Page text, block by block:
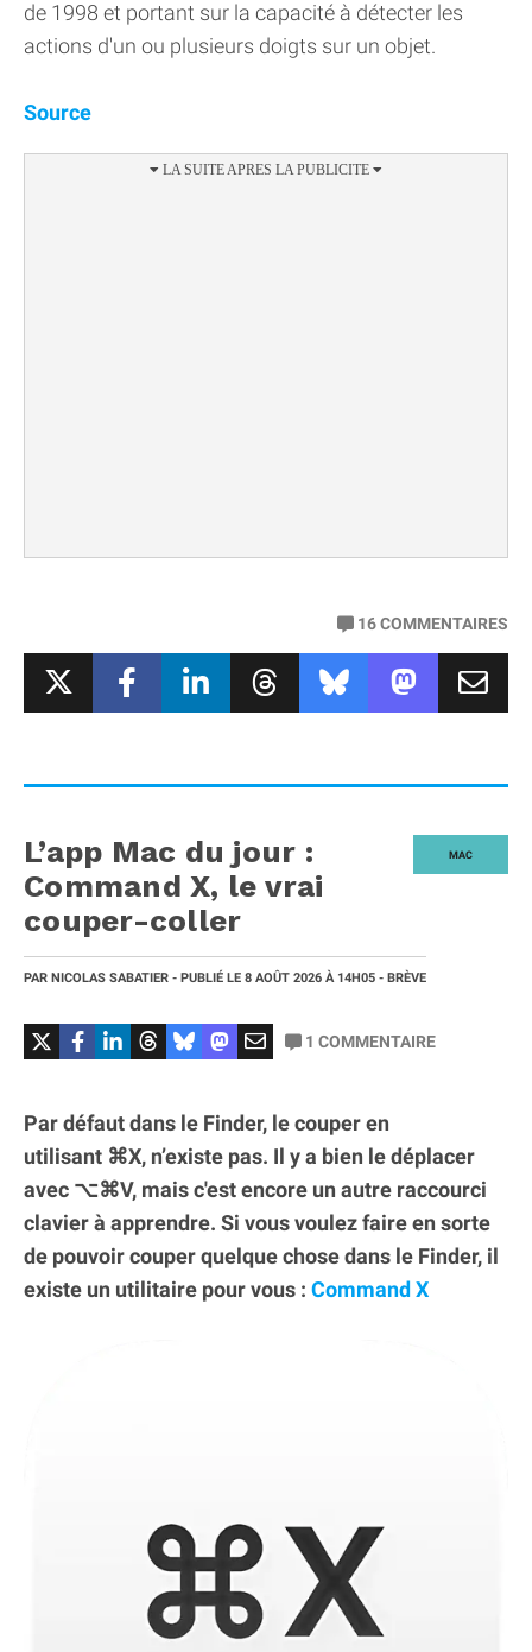
de 1998 et portant sur la capacité à détecter les
actions d'un ou plusieurs doigts sur un objet.
Source
16COMMENTAIRES
MAC
L’app Mac du jour :
Command X, le vrai
couper-coller
PAR NICOLAS SABATIER - PUBLIÉ LE 8 AOÛT 2026 À 14H05 - BRÈVE
1 COMMENTAIRE
Par défaut dans le Finder, le couper en
utilisant ⌘X, n’existe pas. Il y a bien le déplacer
avec ⌥⌘V, mais c'est encore un autre raccourci
clavier à apprendre. Si vous voulez faire en sorte
de pouvoir couper quelque chose dans le Finder, il
existe un utilitaire pour vous : Command X